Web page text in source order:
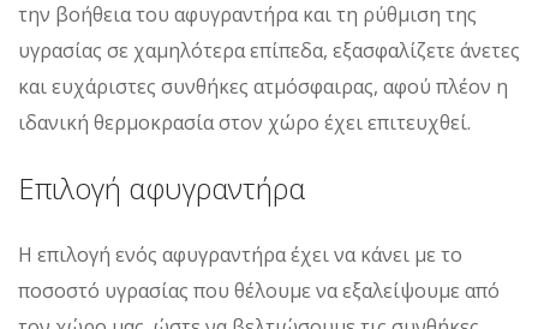
την βοήθεια του αφυγραντήρα και τη ρύθμιση της
υγρασίας σε χαμηλότερα επίπεδα, εξασφαλίζετε άνετες
και ευχάριστες συνθήκες ατμόσφαιρας, αφού πλέον η
ιδανική θερμοκρασία στον χώρο έχει επιτευχθεί.
Επιλογή αφυγραντήρα
Η επιλογή ενός αφυγραντήρα έχει να κάνει με το
ποσοστό υγρασίας που θέλουμε να εξαλείψουμε από